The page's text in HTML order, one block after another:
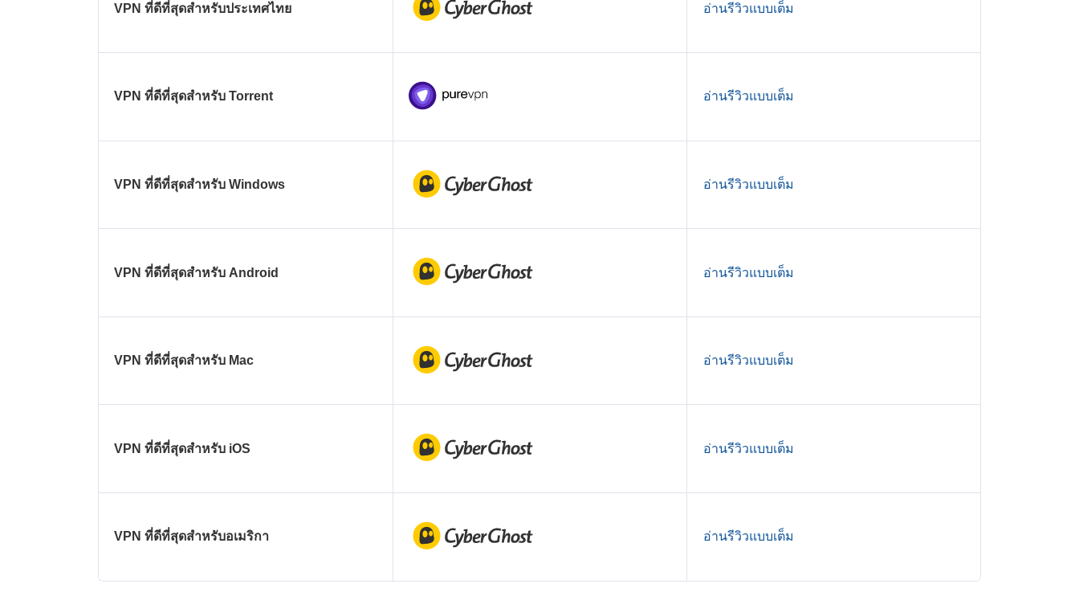
VPN ที่ดีที่สุดสำหรับประเทศไทย อ่านรีวิวแบบเต็ม
VPN ที่ดีที่สุดสำหรับ Torrent อ่านรีวิวแบบเต็ม
VPN ที่ดีที่สุดสำหรับ Windows อ่านรีวิวแบบเต็ม
VPN ที่ดีที่สุดสำหรับ Android อ่านรีวิวแบบเต็ม
VPN ที่ดีที่สุดสำหรับ Mac อ่านรีวิวแบบเต็ม
VPN ที่ดีที่สุดสำหรับ iOS อ่านรีวิวแบบเต็ม
VPN ที่ดีที่สุดสำหรับอเมริกา อ่านรีวิวแบบเต็ม